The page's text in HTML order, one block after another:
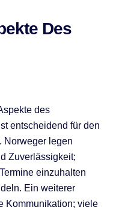
Des
des
entscheidend für den
Norweger legen
Zuverlässigkeit;
einzuhalten
Ein weiterer
Kommunikation; viele